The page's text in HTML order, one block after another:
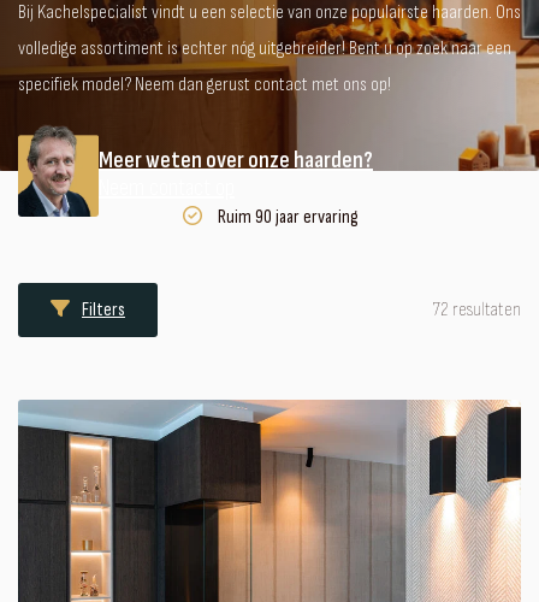
Bij Kachelspecialist vindt u een selectie van onze populairste haarden. Ons
volledige assortiment is echter nóg uitgebreider! Bent u op zoek naar een
specifiek model? Neem dan gerust contact met ons op!
Meer weten over onze haarden?
Ruim 90 jaar ervaring
Filters 72 resultaten